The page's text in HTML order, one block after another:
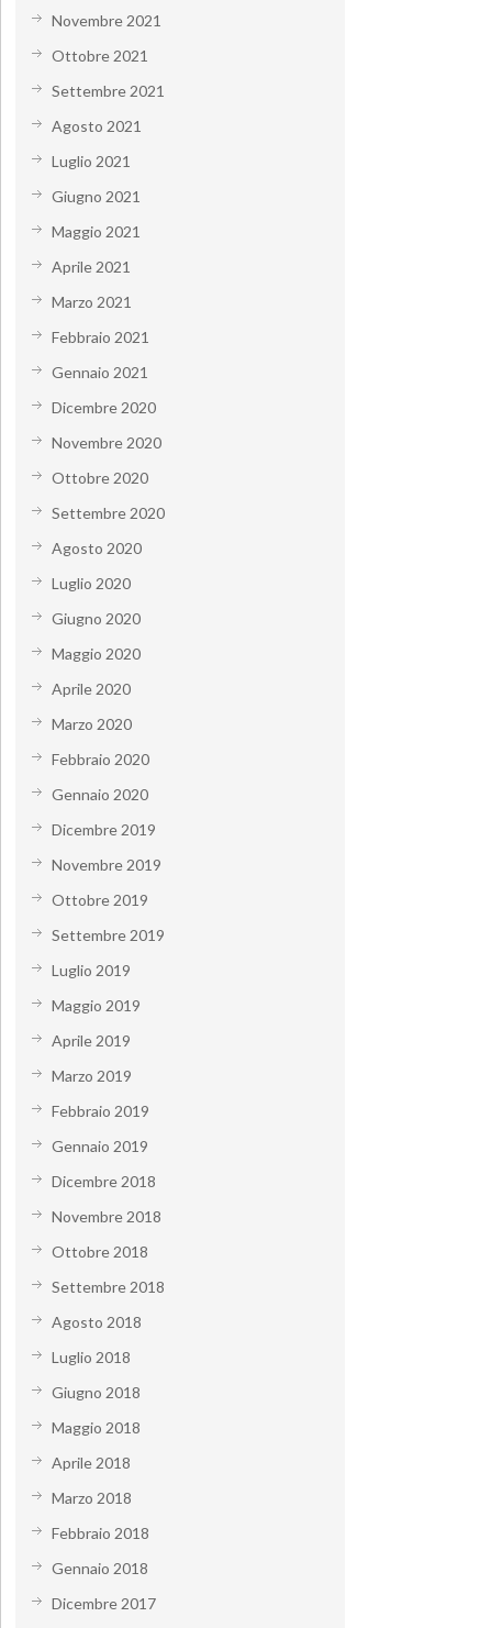
Novembre 2021
Ottobre 2021
Settembre 2021
Agosto 2021
Luglio 2021
Giugno 2021
Maggio 2021
Aprile 2021
Marzo 2021
Febbraio 2021
Gennaio 2021
Dicembre 2020
Novembre 2020
Ottobre 2020
Settembre 2020
Agosto 2020
Luglio 2020
Giugno 2020
Maggio 2020
Aprile 2020
Marzo 2020
Febbraio 2020
Gennaio 2020
Dicembre 2019
Novembre 2019
Ottobre 2019
Settembre 2019
Luglio 2019
Maggio 2019
Aprile 2019
Marzo 2019
Febbraio 2019
Gennaio 2019
Dicembre 2018
Novembre 2018
Ottobre 2018
Settembre 2018
Agosto 2018
Luglio 2018
Giugno 2018
Maggio 2018
Aprile 2018
Marzo 2018
Febbraio 2018
Gennaio 2018
Dicembre 2017